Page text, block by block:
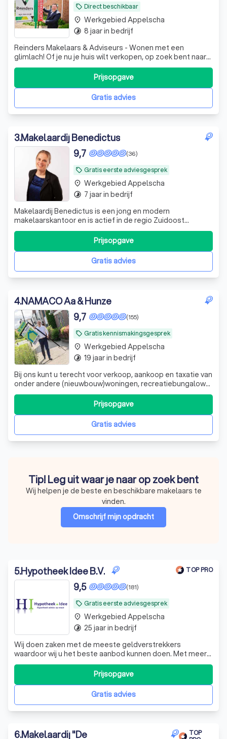
local_offer Direct beschikbaar
Reinders Makelaars & Adviseurs - Wonen met een
glimlach! Of je nu je huis wilt verkopen, op zoek bent naar
je droomwoning en/of je hypotheek wilt regelen – wij
staan voor je klaar. Met een 😃!
Gratis advies
Prijsopgave
place Werkgebied Appelscha
timelapse 8 jaar in bedrijf
3.Makelaardij Benedictus
local_offer Gratis eerste adviesgesprek
(36)
9,7
Makelaardij Benedictus is een jong en modern
makelaarskantoor en is actief in de regio Zuidoost
Friesland. Wat u van ons kunt verwachten: Volledig
ontzorgd verkopen of aankopen Betrokken, deskundig,
Friese nuchterheid Vastgoedcert gecertificeerd Ook
buiten kantooruren bereikbaar No cure no pay Gra
Gratis advies
Prijsopgave
place Werkgebied Appelscha
timelapse 7 jaar in bedrijf
4.NAMACO Aa & Hunze
local_offer Gratis kennismakingsgesprek
(155)
9,7
Bij ons kunt u terecht voor verkoop, aankoop en taxatie van
onder andere (nieuwbouw)woningen, recreatiebungalows
en bedrijfsonroerend goed. Daarnaast kunt u ook bij ons
terecht voor hypotheekadvies en verzekeringen, kortom
alles onder één dak!
Gratis advies
Prijsopgave
place Werkgebied Appelscha
timelapse 19 jaar in bedrijf
Tip! Leg uit waar je naar op zoek bent
Wij helpen je de beste en beschikbare makelaars te
vinden.
Omschrijf mijn opdracht
5.Hypotheek Idee B.V. TOP PRO
local_offer Gratis eerste adviesgesprek
(181)
9,5
Wij doen zaken met de meeste geldverstrekkers
waardoor wij u het beste aanbod kunnen doen. Met meer
dan 15 jaar ervaring bieden wij altijd een betrouwbaar
advies en een totaalpakket aan oplossingen.
Gratis advies
Prijsopgave
place Werkgebied Appelscha
timelapse 25 jaar in bedrijf
6.Makelaardij "De
TOP